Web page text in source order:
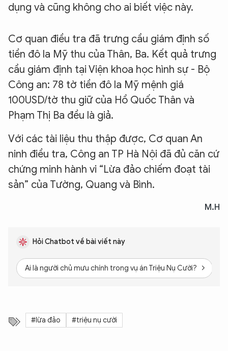
dụng và cũng không cho ai biết việc này.
Cơ quan điều tra đã trưng cầu giám định số
tiền đô la Mỹ thu của Thân, Ba. Kết quả trưng
cầu giám định tại Viện khoa học hình sự - Bộ
Công an: 78 tờ tiền đô la Mỹ mệnh giá
100USD/tờ thu giữ của Hồ Quốc Thân và
Phạm Thị Ba đều là giả.
Với các tài liệu thu thập được, Cơ quan An
ninh điều tra, Công an TP Hà Nội đã đủ căn cứ
chứng minh hành vi “Lừa đảo chiếm đoạt tài
sản” của Tường, Quang và Bình.
M.H
Hỏi Chatbot về bài viết này
Ai là người chủ mưu chính trong vụ án Triệu Nụ Cười?
#lừa đảo #triệu nụ cười
An Ninh Thủ Đô nhé. Tôi sẵn sàng hỗ trợ!